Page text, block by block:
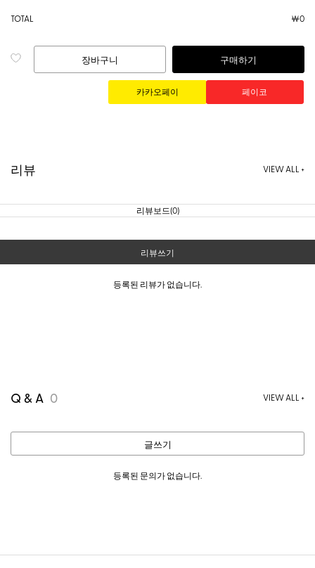
TOTAL ￦0
장바구니 구매하기
리뷰 VIEW ALL +
리뷰보드(0)
리뷰쓰기
등록된 리뷰가 없습니다.
Q & A 0 VIEW ALL +
글쓰기
등록된 문의가 없습니다.